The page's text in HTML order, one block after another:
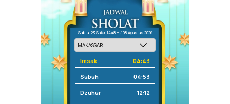
Sabtu, 23 Safar 1448 H / 08 Agustus 2026
Imsak 04:43
Subuh 04:53
Dzuhur 12:12